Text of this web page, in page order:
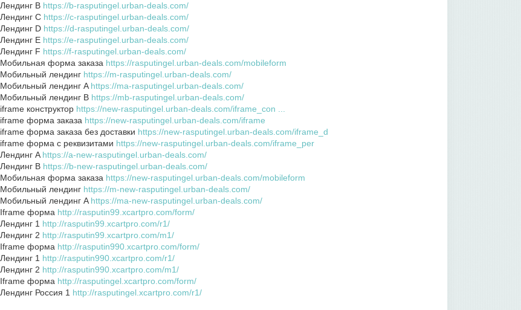
Лендинг B https://b-rasputingel.urban-deals.com/
Лендинг C https://c-rasputingel.urban-deals.com/
Лендинг D https://d-rasputingel.urban-deals.com/
Лендинг E https://e-rasputingel.urban-deals.com/
Лендинг F https://f-rasputingel.urban-deals.com/
Мобильная форма заказа https://rasputingel.urban-deals.com/mobileform
Мобильный лендинг https://m-rasputingel.urban-deals.com/
Мобильный лендинг A https://ma-rasputingel.urban-deals.com/
Мобильный лендинг B https://mb-rasputingel.urban-deals.com/
iframe конструктор https://new-rasputingel.urban-deals.com/iframe_con ...
iframe форма заказа https://new-rasputingel.urban-deals.com/iframe
iframe форма заказа без доставки https://new-rasputingel.urban-deals.com/iframe_d
iframe форма с реквизитами https://new-rasputingel.urban-deals.com/iframe_per
Лендинг A https://a-new-rasputingel.urban-deals.com/
Лендинг B https://b-new-rasputingel.urban-deals.com/
Мобильная форма заказа https://new-rasputingel.urban-deals.com/mobileform
Мобильный лендинг https://m-new-rasputingel.urban-deals.com/
Мобильный лендинг A https://ma-new-rasputingel.urban-deals.com/
Iframe форма http://rasputin99.xcartpro.com/form/
Лендинг 1 http://rasputin99.xcartpro.com/r1/
Лендинг 2 http://rasputin99.xcartpro.com/m1/
Iframe форма http://rasputin990.xcartpro.com/form/
Лендинг 1 http://rasputin990.xcartpro.com/r1/
Лендинг 2 http://rasputin990.xcartpro.com/m1/
Iframe форма http://rasputingel.xcartpro.com/form/
Лендинг Россия 1 http://rasputingel.xcartpro.com/r1/